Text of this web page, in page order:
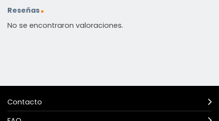
Reseñas
No se encontraron valoraciones.
Contacto